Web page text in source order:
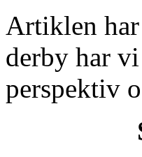
Artiklen
derby har
perspektiv